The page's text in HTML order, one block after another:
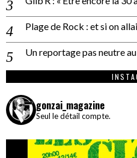
Plage de Rock : et si on
Un reportage pas neutre
gonzai_magazine
Seul le détail compte.